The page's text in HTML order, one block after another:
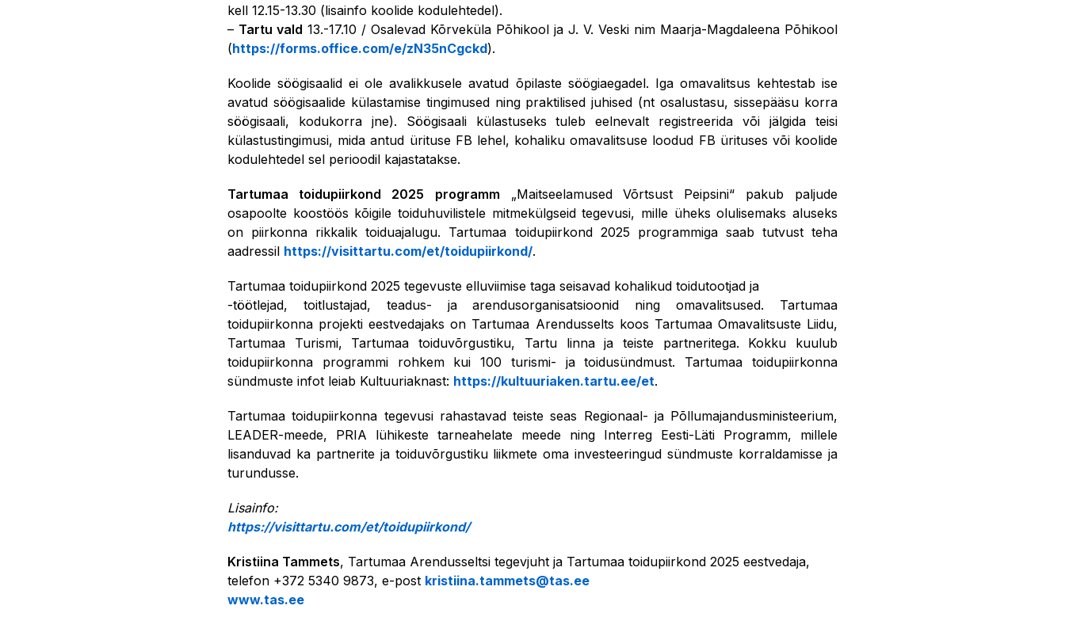
kell 12.15-13.30 (lisainfo koolide kodulehtedel).
– Tartu vald 13.-17.10 / Osalevad Kõrveküla Põhikool ja J. V. Veski nim Maarja-Magdaleena Põhikool
(https://forms.office.com/e/zN35nCgckd).
Koolide söögisaalid ei ole avalikkusele avatud õpilaste söögiaegadel. Iga omavalitsus kehtestab ise
avatud söögisaalide külastamise tingimused ning praktilised juhised (nt osalustasu, sissepääsu korra
söögisaali, kodukorra jne). Söögisaali külastuseks tuleb eelnevalt registreerida või jälgida teisi
külastustingimusi, mida antud ürituse FB lehel, kohaliku omavalitsuse loodud FB ürituses või koolide
kodulehtedel sel perioodil kajastatakse.
Tartumaa toidupiirkond 2025 programm „Maitseelamused Võrtsust Peipsini“ pakub paljude
osapoolte koostöös kõigile toiduhuvilistele mitmekülgseid tegevusi, mille üheks olulisemaks aluseks
on piirkonna rikkalik toiduajalugu. Tartumaa toidupiirkond 2025 programmiga saab tutvust teha
aadressil https://visittartu.com/et/toidupiirkond/.
Tartumaa toidupiirkond 2025 tegevuste elluviimise taga seisavad kohalikud toidutootjad ja
-töötlejad, toitlustajad, teadus- ja arendusorganisatsioonid ning omavalitsused. Tartumaa
toidupiirkonna projekti eestvedajaks on Tartumaa Arendusselts koos Tartumaa Omavalitsuste Liidu,
Tartumaa Turismi, Tartumaa toiduvõrgustiku, Tartu linna ja teiste partneritega. Kokku kuulub
toidupiirkonna programmi rohkem kui 100 turismi- ja toidusündmust. Tartumaa toidupiirkonna
sündmuste infot leiab Kultuuriaknast: https://kultuuriaken.tartu.ee/et.
Tartumaa toidupiirkonna tegevusi rahastavad teiste seas Regionaal- ja Põllumajandusministeerium,
LEADER-meede, PRIA lühikeste tarneahelate meede ning Interreg Eesti-Läti Programm, millele
lisanduvad ka partnerite ja toiduvõrgustiku liikmete oma investeeringud sündmuste korraldamisse ja
turundusse.
Lisainfo:
https://visittartu.com/et/toidupiirkond/
Kristiina Tammets, Tartumaa Arendusseltsi tegevjuht ja Tartumaa toidupiirkond 2025 eestvedaja,
telefon +372 5340 9873, e-post kristiina.tammets@tas.ee
www.tas.ee